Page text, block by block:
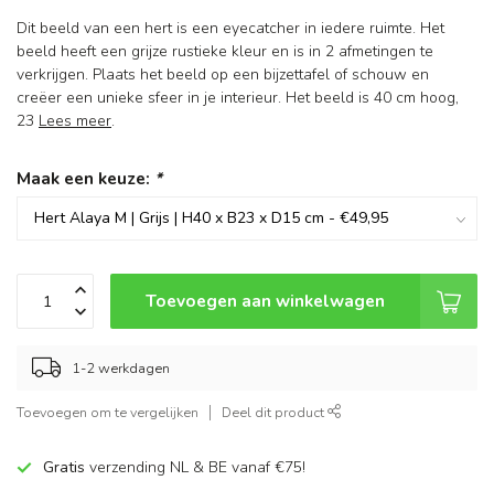
Dit beeld van een hert is een eyecatcher in iedere ruimte. Het
beeld heeft een grijze rustieke kleur en is in 2 afmetingen te
verkrijgen. Plaats het beeld op een bijzettafel of schouw en
creëer een unieke sfeer in je interieur. Het beeld is 40 cm hoog,
23 Lees meer.
Maak een keuze: *
Toevoegen aan winkelwagen
1-2 werkdagen
Toevoegen om te vergelijken Deel dit product
Gratis verzending NL & BE vanaf €75!